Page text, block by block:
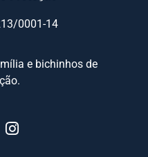
0001-14
e bichinhos de